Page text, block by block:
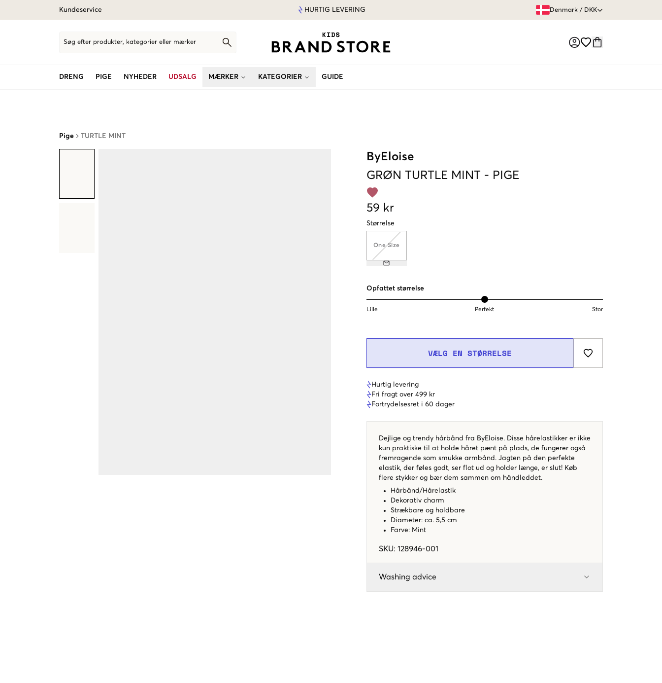
Kundeservice HURTIG LEVERING Denmark / DKK
Søg efter produkter, kategorier eller mærker
DRENG PIGE NYHEDER UDSALG MÆRKER KATEGORIER GUIDE
Pige TURTLE MINT
ByEloise
GRØN TURTLE MINT - PIGE
59 kr
Størrelse
One Size
Opfattet størrelse
Lille Perfekt Stor
VÆLG EN STØRRELSE
Hurtig levering
Fri fragt over 499 kr
Fortrydelsesret i 60 dager
Dejlige og trendy hårbånd fra ByEloise. Disse hårelastikker er ikke
kun praktiske til at holde håret pænt på plads, de fungerer også
fremragende som smukke armbånd. Jagten på den perfekte
elastik, der føles godt, ser flot ud og holder længe, er slut! Køb
flere stykker og bær dem sammen om håndleddet.
Hårbånd/Hårelastik
Dekorativ charm
Strækbare og holdbare
Diameter: ca. 5,5 cm
Farve: Mint
SKU: 128946-001
Washing advice